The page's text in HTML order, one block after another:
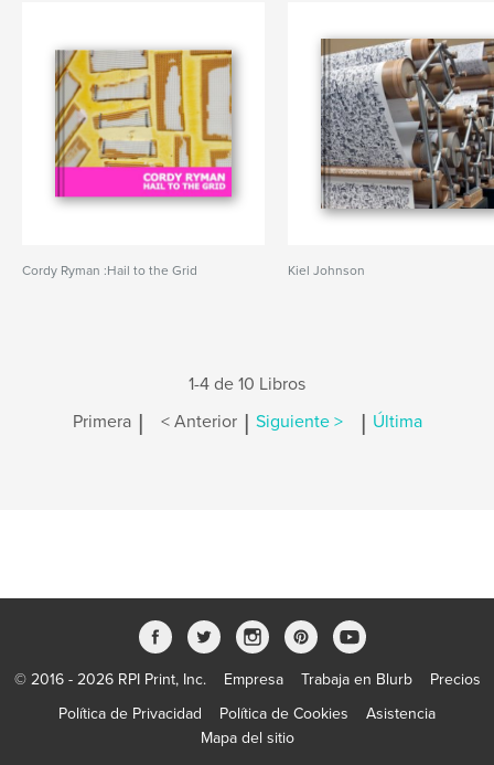
Cordy Ryman :Hail to the Grid Kiel Johnson
1-4 de 10 Libros
Primera | < Anterior | Siguiente > | Última
© 2016 - 2026 RPI Print, Inc. Empresa Trabaja en Blurb
Precios
Política de Privacidad
Política de Cookies
Asistencia
Mapa del sitio